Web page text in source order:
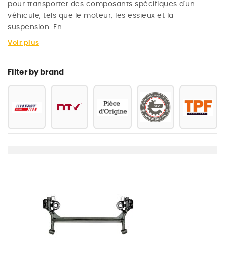
pour transporter des composants spécifiques d'un
véhicule, tels que le moteur, les essieux et la
suspension. En...
Voir plus
Filter by brand